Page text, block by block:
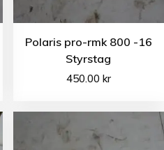
Polaris pro-rmk 800 -16
Styrstag
450.00 kr